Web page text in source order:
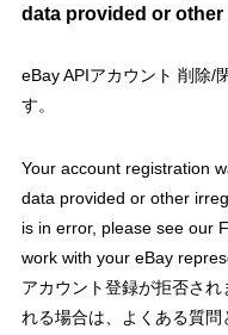
data provided or other
eBay APIアカウント 削除/
す。
Your account registration
data provided or other
is in error, please see our
work with your eBay
アカウント登録が拒否さ
れる場合は、よくある質